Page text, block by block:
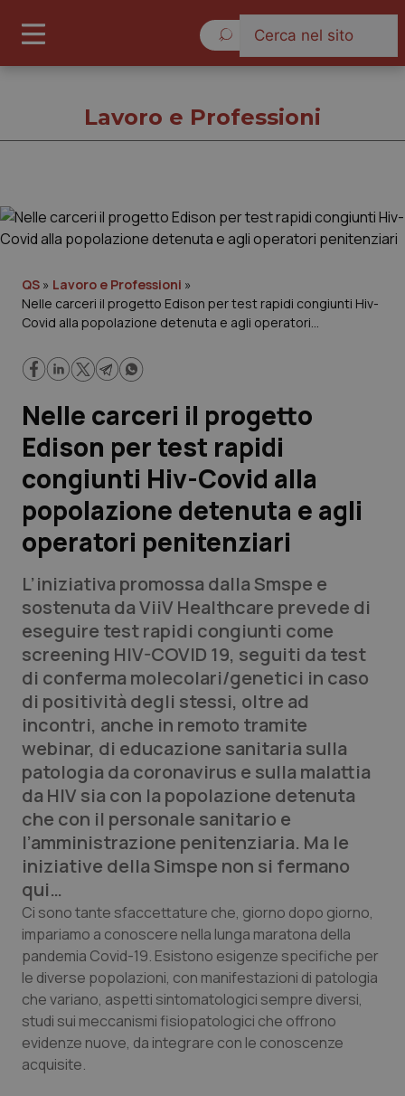
Governo e Parlamento
Regioni e Asl
Lavoro e Professioni
Scienza e Farmaci
Studi e Analisi
Lettere al direttore
Edizioni Regionali
QS Pro
Professionisti Sanitari.AI
Abruzzo
Basilicata
Calabria
Campania
Emilia-Romagna
Friuli Venezia Giulia
Lazio
Liguria
QS Pro Gold
Artrite & artrosi
Asma & BPCO
Car-T
Colesterolo & coronaropatie
Dermatite Atopica
Diabete & glucometri
Disturbi dell’umore
QS Club Newsletter
Lavoro e Professioni
QS » Lavoro e Professioni »
Nelle carceri il progetto Edison per test rapidi congiunti Hiv-
Covid alla popolazione detenuta e agli operatori
Nelle carceri il progetto
Edison per test rapidi
congiunti Hiv-Covid alla
popolazione detenuta e agli
operatori penitenziari
L’iniziativa promossa dalla Smspe e
sostenuta da ViiV Healthcare prevede di
eseguire test rapidi congiunti come
screening HIV-COVID 19, seguiti da test
di conferma molecolari/genetici in caso
di positività degli stessi, oltre ad
incontri, anche in remoto tramite
webinar, di educazione sanitaria sulla
patologia da coronavirus e sulla malattia
da HIV sia con la popolazione detenuta
che con il personale sanitario e
l’amministrazione penitenziaria. Ma le
iniziative della Simspe non si fermano
qui…
Ci sono tante sfaccettature che, giorno dopo giorno,
impariamo a conoscere nella lunga maratona della
pandemia Covid-19. Esistono esigenze specifiche per
le diverse popolazioni, con manifestazioni di patologia
che variano, aspetti sintomatologici sempre diversi,
studi sui meccanismi fisiopatologici che offrono
evidenze nuove, da integrare con le conoscenze
acquisite.